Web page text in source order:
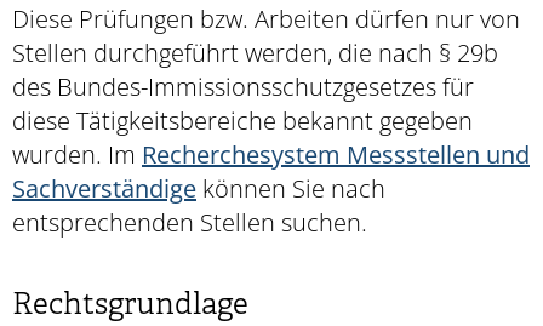
Diese Prüfungen bzw. Arbeiten dürfen nur von
Stellen durchgeführt werden, die nach § 29b
des Bundes-Immissionsschutzgesetzes für
diese Tätigkeitsbereiche bekannt gegeben
wurden. Im Recherchesystem Messstellen und
Sachverständige können Sie nach
entsprechenden Stellen suchen.
Rechtsgrundlage